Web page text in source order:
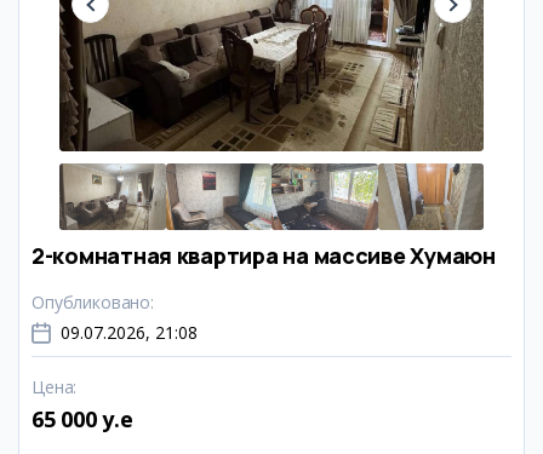
2-комнатная квартира на массиве Хумаюн
Опубликовано:
09.07.2026, 21:08
Цена:
65 000 y.e